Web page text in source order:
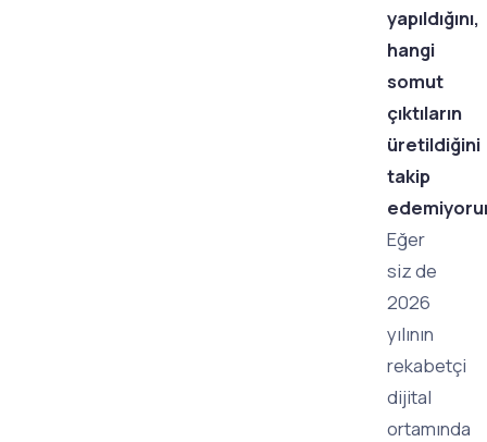
yapıldığını,
hangi
somut
çıktıların
üretildiğini
takip
Eğer
siz de
2026
yılının
rekabetçi
dijital
ortamında